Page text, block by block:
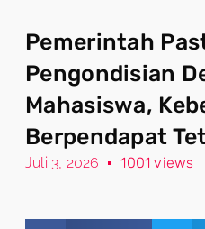
Pemerintah
Pengondisian
Mahasiswa,
Berpendapat
Juli 3, 2026 1001 views